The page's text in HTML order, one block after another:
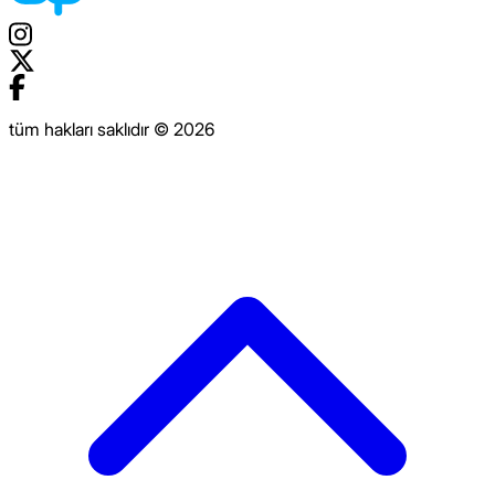
tüm hakları saklıdır © 2026